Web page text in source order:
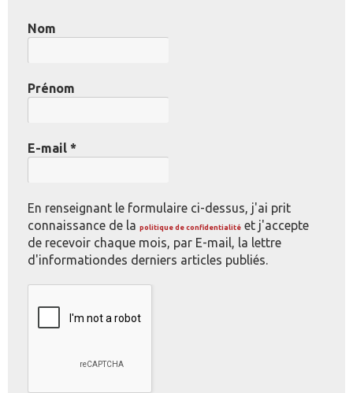
Nom
Prénom
E-mail *
En renseignant le formulaire ci-dessus, j'ai prit
connaissance de la politique de confidentialité et j'accepte
de recevoir chaque mois, par E-mail, la lettre
d'informationdes derniers articles publiés.